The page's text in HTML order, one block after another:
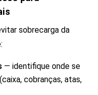
sobrecarga da
— identifique onde se
cobranças, atas,